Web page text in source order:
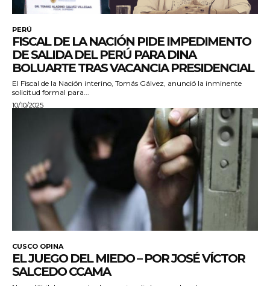
PERÚ
FISCAL DE LA NACIÓN PIDE IMPEDIMENTO
DE SALIDA DEL PERÚ PARA DINA
BOLUARTE TRAS VACANCIA PRESIDENCIAL
El Fiscal de la Nación interino, Tomás Gálvez, anunció la inminente
solicitud formal para...
10/10/2025
CUSCO OPINA
EL JUEGO DEL MIEDO – POR JOSÉ VÍCTOR
SALCEDO CCAMA